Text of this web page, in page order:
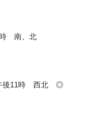
時 南、北
午後11時 西北 ◎